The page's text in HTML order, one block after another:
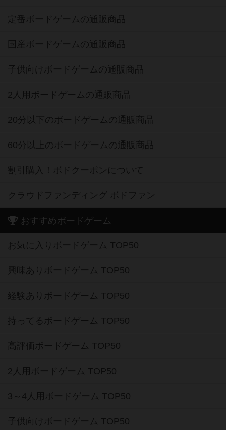
定番ボードゲームの通販商品
国産ボードゲームの通販商品
子供向けボードゲームの通販商品
2人用ボードゲームの通販商品
20分以下のボードゲームの通販商品
60分以上のボードゲームの通販商品
割引購入！ボドクーポンについて
クラウドファンディング ボドファン
おすすめボードゲーム
お気に入りボードゲーム TOP50
興味ありボードゲーム TOP50
経験ありボードゲーム TOP50
持ってるボードゲーム TOP50
高評価ボードゲーム TOP50
2人用ボードゲーム TOP50
3～4人用ボードゲーム TOP50
子供向けボードゲーム TOP50